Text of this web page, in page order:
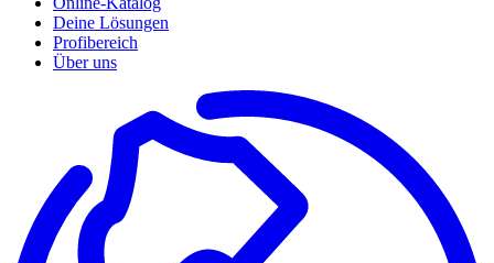
Deine Lösungen
Profibereich
Über uns